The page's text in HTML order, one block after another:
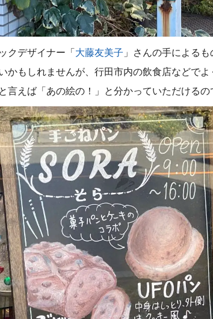
クデザイナー「大藤友美子 」さんの手による
かもしれませんが、行田市内の飲食店などで
言えば「あの絵の！」と分かっていただけるの